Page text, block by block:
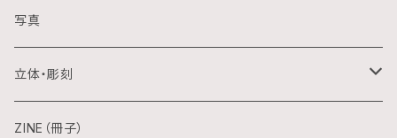
アクリル画
日本画
水彩画
銅版画
木版画
シルクスクリーン
写真
立体・彫刻
陶芸
ZINE（冊子）